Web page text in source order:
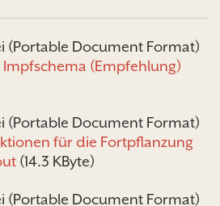
(Empfehlung)
für die Fortpflanzung
(14.3 KByte)